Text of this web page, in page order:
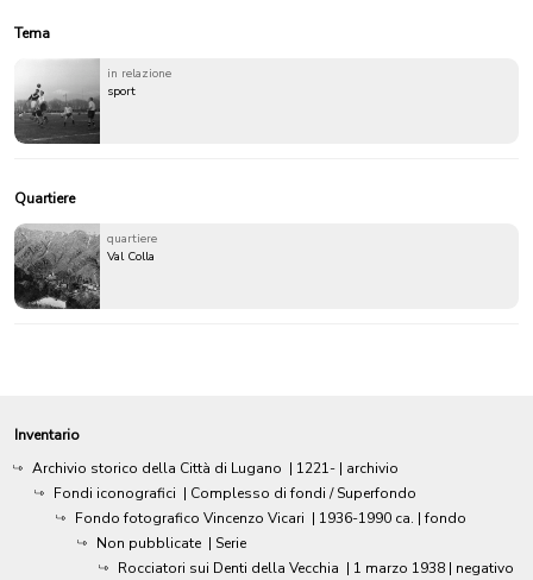
Tema
in relazione
sport
Quartiere
quartiere
Val Colla
Inventario
Archivio storico della Città di Lugano | 1221- | archivio
Fondi iconografici | Complesso di fondi / Superfondo
Fondo fotografico Vincenzo Vicari | 1936-1990 ca. | fondo
Non pubblicate | Serie
Rocciatori sui Denti della Vecchia | 1 marzo 1938 | negativo